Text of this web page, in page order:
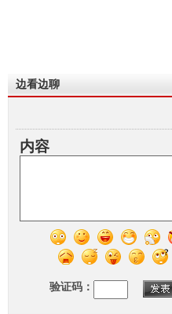
边看边聊
内容
验证码：